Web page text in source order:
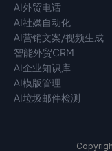
AI外贸电话
AI社媒自动化
AI营销文案/视频生成
智能外贸CRM
AI企业知识库
AI模版管理
AI垃圾邮件检测